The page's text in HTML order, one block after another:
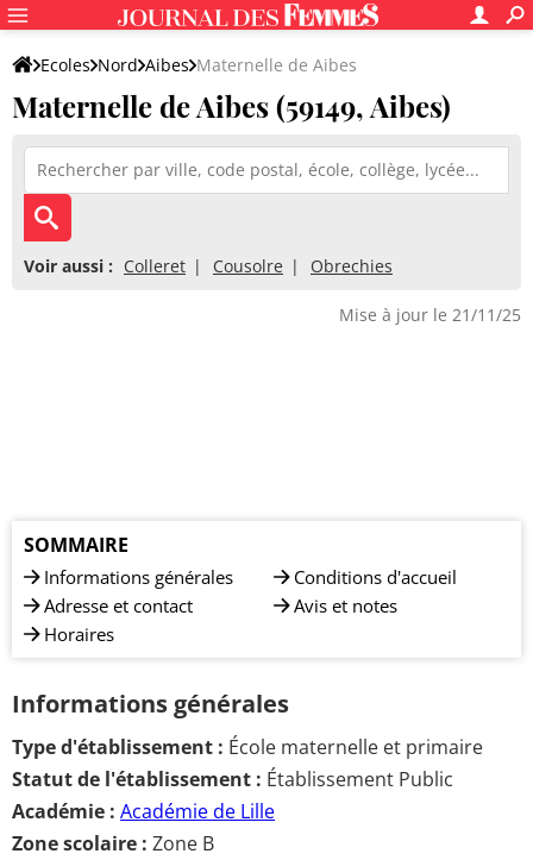
Ecoles Nord Aibes Maternelle de Aibes
Maternelle de Aibes (59149, Aibes)
Voir aussi : Colleret Cousolre Obrechies
Mise à jour le 21/11/25
SOMMAIRE
Informations générales
Adresse et contact
Horaires
Conditions d'accueil
Avis et notes
Informations générales
Type d'établissement : École maternelle et primaire
Statut de l'établissement : Établissement Public
Académie : Académie de Lille
Zone scolaire : Zone B